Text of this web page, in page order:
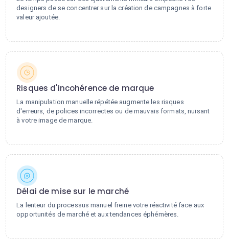
designers de se concentrer sur la création de campagnes à forte
valeur ajoutée.
Risques d'incohérence de marque
La manipulation manuelle répétée augmente les risques
d'erreurs, de polices incorrectes ou de mauvais formats, nuisant
à votre image de marque.
Délai de mise sur le marché
La lenteur du processus manuel freine votre réactivité face aux
opportunités de marché et aux tendances éphémères.